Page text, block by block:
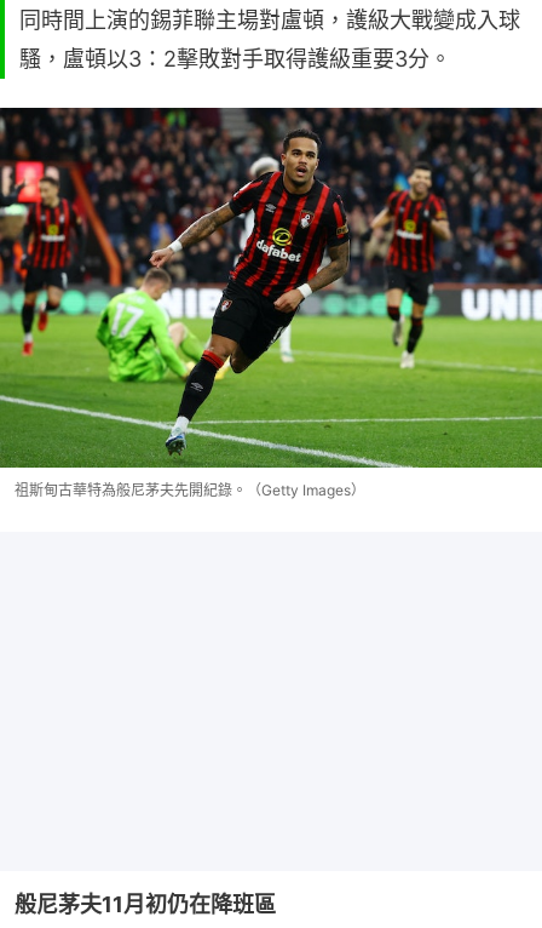
同時間上演的錫菲聯主場對盧頓，護級大戰變成入球
騷，盧頓以3：2擊敗對手取得護級重要3分。
祖斯甸古華特為般尼茅夫先開紀錄。（Getty Images）
般尼茅夫11月初仍在降班區